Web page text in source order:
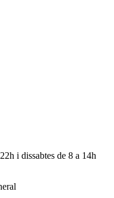
i dissabtes de 8 a 14h